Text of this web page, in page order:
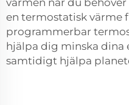
värmen när du
en termostatisk värme
programmerbar
hjälpa dig minska
samtidigt hjälpa